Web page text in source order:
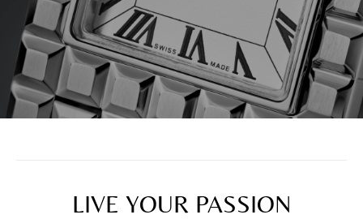
LIVE YOUR PASSION